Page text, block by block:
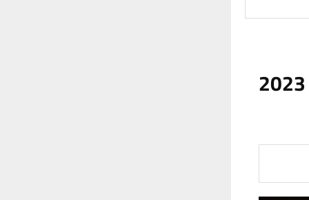
العراق ضمن أكثر الدول شراءً للذهب في 2023